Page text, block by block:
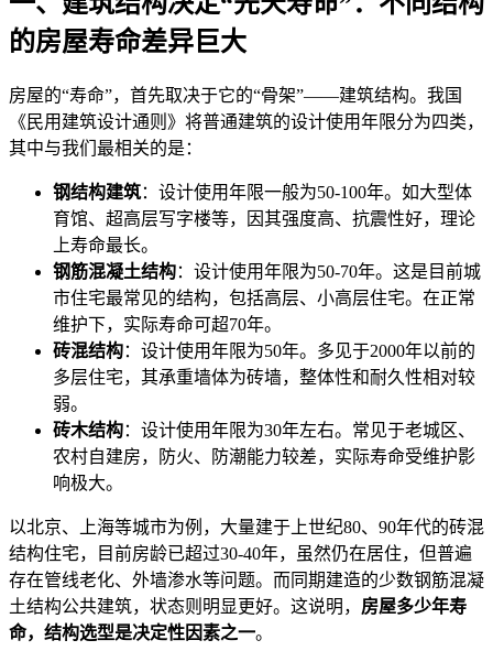
的房屋寿命差异巨大
房屋的“寿命”，首先取决于它的“骨架”——建筑结构。我国
《民用建筑设计通则》将普通建筑的设计使用年限分为四类，
其中与我们最相关的是：
钢结构建筑：设计使用年限一般为50-100年。如大型体
育馆、超高层写字楼等，因其强度高、抗震性好，理论
上寿命最长。
钢筋混凝土结构：设计使用年限为50-70年。这是目前城
市住宅最常见的结构，包括高层、小高层住宅。在正常
维护下，实际寿命可超70年。
砖混结构：设计使用年限为50年。多见于2000年以前的
多层住宅，其承重墙体为砖墙，整体性和耐久性相对较
弱。
砖木结构：设计使用年限为30年左右。常见于老城区、
农村自建房，防火、防潮能力较差，实际寿命受维护影
响极大。
以北京、上海等城市为例，大量建于上世纪80、90年代的砖混
结构住宅，目前房龄已超过30-40年，虽然仍在居住，但普遍
存在管线老化、外墙渗水等问题。而同期建造的少数钢筋混凝
土结构公共建筑，状态则明显更好。这说明， 房屋多少年寿
命，结构选型是决定性因素之一。